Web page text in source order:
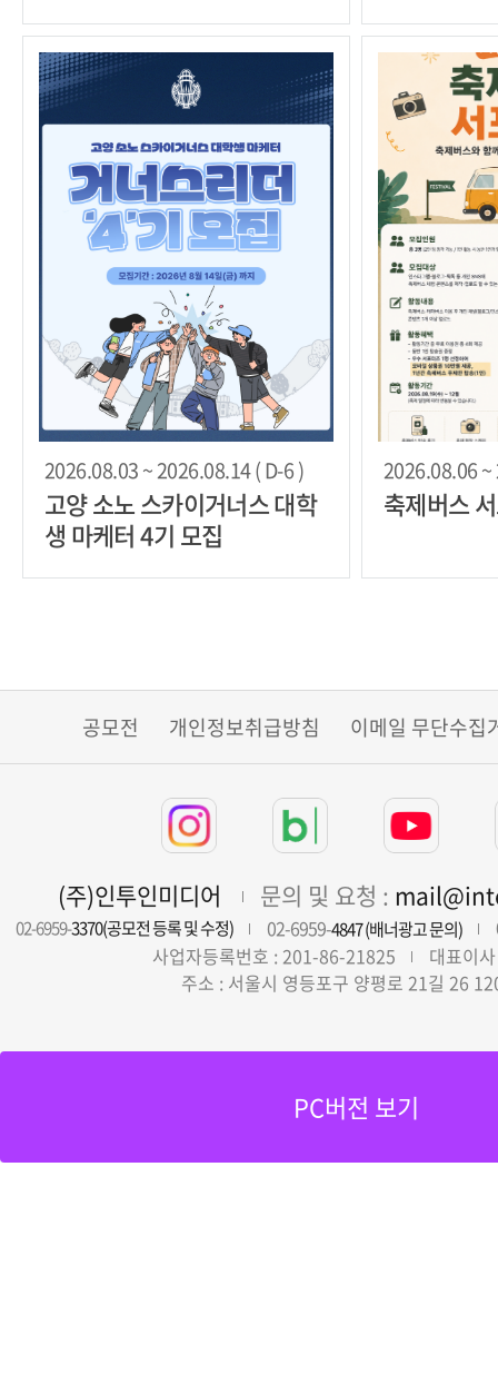
2026.08.03 ~ 2026.08.14 ( D-6 )
고양 소노 스카이거너스 대학
생 마케터 4기 모집
2026.08.06 ~
축제버스
공모전 개인정보취급방침 이메일 무단수집
(주)인투인미디어 문의 및 요청 :
02-6959-3370(공모전 등록 및 수정) 02-6959-4847 (배너광고 문의)
사업자등록번호 : 201-86-21825
대표이
주소 : 서울시 영등포구 양평로 21길 26
PC버전 보기